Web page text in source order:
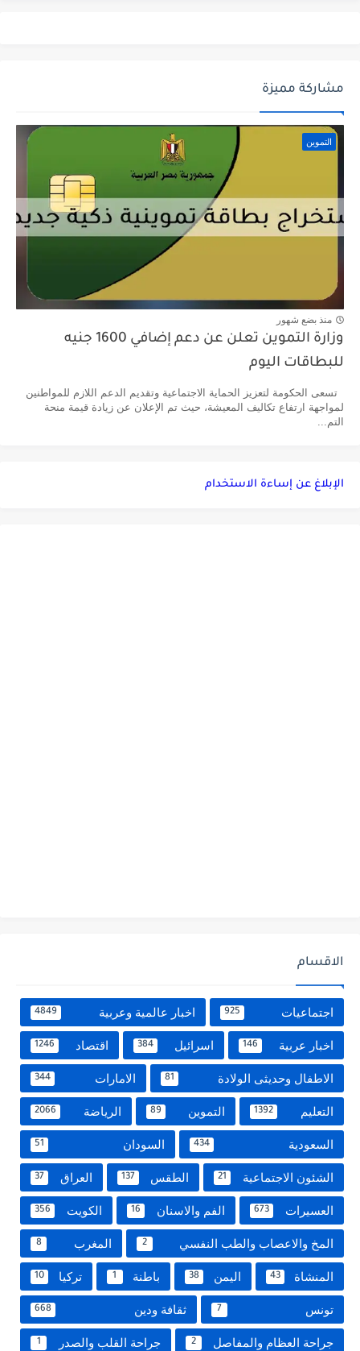
مشاركة مميزة
التموين
منذ بضع شهور
وزارة التموين تعلن عن دعم إضافي 1600 جنيه
للبطاقات اليوم
تسعى الحكومة لتعزيز الحماية الاجتماعية وتقديم الدعم اللازم للمواطنين
لمواجهة ارتفاع تكاليف المعيشة، حيث تم الإعلان عن زيادة قيمة منحة
التم...
الإبلاغ عن إساءة الاستخدام
الاقسام
اجتماعيات 925 اخبار عالمية وعربية 4849
اخبار عربية 146 اسرائيل 384 اقتصاد 1246
الاطفال وحديثى الولادة 81 الامارات 344
التعليم 1392 التموين 89 الرياضة 2066
السعودية 434 السودان 51
الشئون الاجتماعية 21 الطقس 137 العراق 37
العسيرات 673 الفم والاسنان 16 الكويت 356
المخ والاعصاب والطب النفسي 2 المغرب 8
المنشاة 43 اليمن 38 باطنة 1 تركيا 10
تونس 7 ثقافة ودين 668
جراحة العظام والمفاصل 2 جراحة القلب والصدر 1